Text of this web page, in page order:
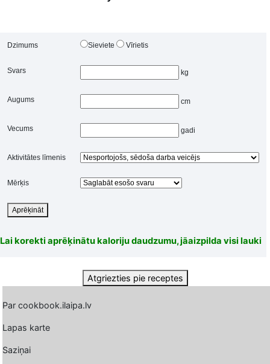
Dzimums Sieviete Vīrietis
Svars kg
Augums cm
Vecums gadi
Aktivitātes līmenis
Mērķis
Aprēķināt
Lai korekti aprēķinātu kaloriju daudzumu, jāaizpilda visi lauki
Atgriezties pie receptes
Par cookbook.ilaipa.lv
Lapas karte
Saziņai